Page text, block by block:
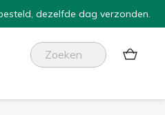
dezelfde dag verzonden.